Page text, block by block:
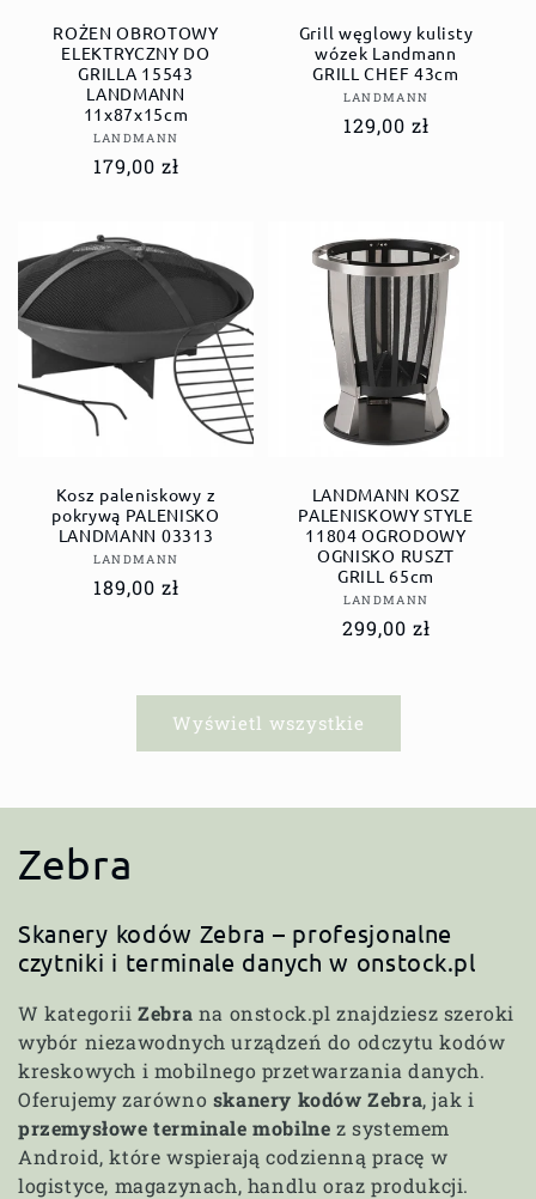
ROŻEN OBROTOWY
ELEKTRYCZNY DO
GRILLA 15543
LANDMANN
11x87x15cm
Dostawca:
LANDMANN
Cena
179,00 zł
Grill węglowy kulisty
wózek Landmann
GRILL CHEF 43cm
Dostawca:
LANDMANN
Cena
129,00 zł
Kosz paleniskowy z
pokrywą PALENISKO
LANDMANN 03313
Dostawca:
LANDMANN
Cena
189,00 zł
LANDMANN KOSZ
PALENISKOWY STYLE
11804 OGRODOWY
OGNISKO RUSZT
GRILL 65cm
Dostawca:
LANDMANN
Cena
299,00 zł
Wyświetl wszystkie
K
o
l
e
k
c
j
Zebra
Skanery kodów Zebra – profesjonalne
czytniki i terminale danych w onstock.pl
W kategoriiZebra na onstock.pl znajdziesz szeroki
wybór niezawodnych urządzeń do odczytu kodów
kreskowych i mobilnego przetwarzania danych.
Oferujemy zarówno skanery kodów Zebra, jak i
przemysłowe terminale mobilne z systemem
Android, które wspierają codzienną pracę w
logistyce, magazynach, handlu oraz produkcji.